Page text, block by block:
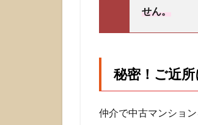
検討客
せるの
が嫌な
方は
「買
取」を
せん。
秘密！ご近
仲介で中古マンショ